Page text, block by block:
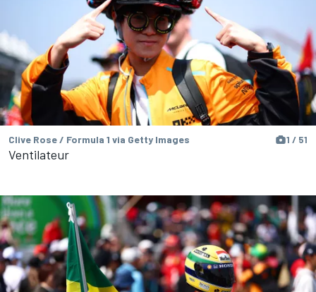
Clive Rose / Formula 1 via Getty Images 1 / 51
Ventilateur